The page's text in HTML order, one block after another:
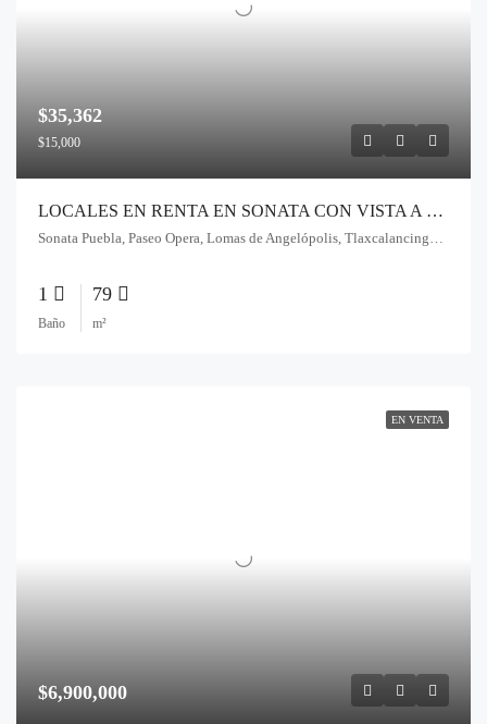
$35,362
$15,000
LOCALES EN RENTA EN SONATA CON VISTA A CALLE E ISLAS EN RENTA ANGELÓPOLIS PUEBLA
Sonata Puebla, Paseo Opera, Lomas de Angelópolis, Tlaxcalancingo, Pue., México
1
Baño
79
m²
EN VENTA
$6,900,000